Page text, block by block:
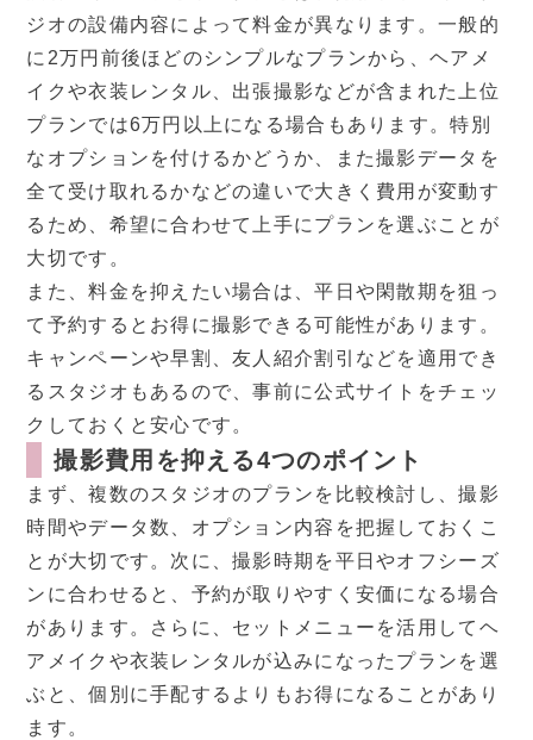
ジオの設備内容によって料金が異なります。一般的
に2万円前後ほどのシンプルなプランから、ヘアメ
イクや衣装レンタル、出張撮影などが含まれた上位
プランでは6万円以上になる場合もあります。特別
なオプションを付けるかどうか、また撮影データを
全て受け取れるかなどの違いで大きく費用が変動す
るため、希望に合わせて上手にプランを選ぶことが
大切です。
また、料金を抑えたい場合は、平日や閑散期を狙っ
て予約するとお得に撮影できる可能性があります。
キャンペーンや早割、友人紹介割引などを適用でき
るスタジオもあるので、事前に公式サイトをチェッ
クしておくと安心です。
撮影費用を抑える4つのポイント
まず、複数のスタジオのプランを比較検討し、撮影
時間やデータ数、オプション内容を把握しておくこ
とが大切です。次に、撮影時期を平日やオフシーズ
ンに合わせると、予約が取りやすく安価になる場合
があります。さらに、セットメニューを活用してヘ
アメイクや衣装レンタルが込みになったプランを選
ぶと、個別に手配するよりもお得になることがあり
ます。